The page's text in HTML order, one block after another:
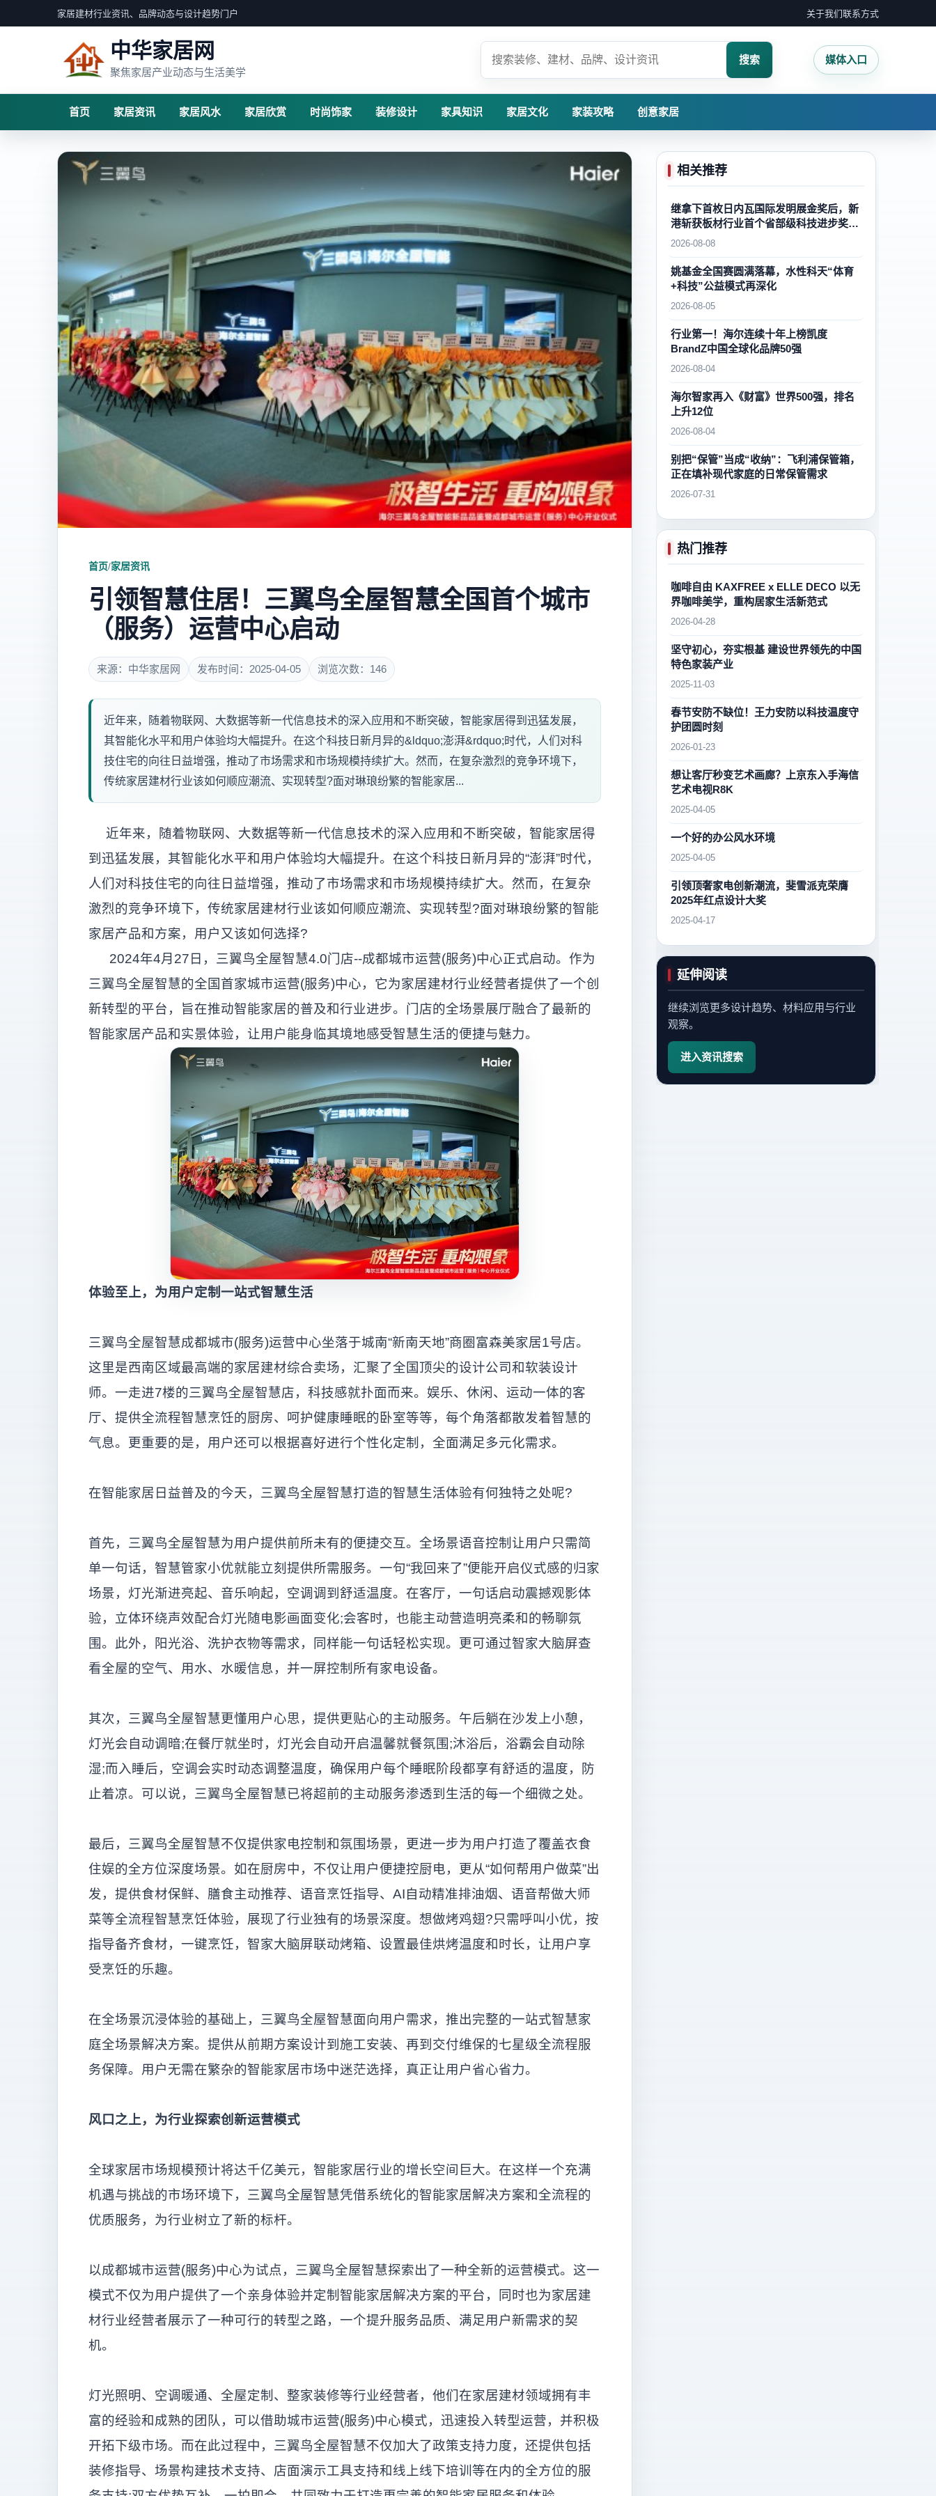
家居建材行业资讯、品牌动态与设计趋势门户 关于我们联系方式
中华家居网
聚焦家居产业动态与生活美学
搜索 媒体入口
首页 家居资讯 家居风水 家居欣赏 时尚饰家 装修设计 家具知识 家居文化 家装攻略 创意家居
首页/家居资讯
引领智慧住居！三翼鸟全屋智慧全国首个城市
（服务）运营中心启动
来源：中华家居网 发布时间：2025-04-05 浏览次数：146
近年来，随着物联网、大数据等新一代信息技术的深入应用和不断突破，智能家居得到迅猛发展，
其智能化水平和用户体验均大幅提升。在这个科技日新月异的&ldquo;澎湃&rdquo;时代，人们对科
技住宅的向往日益增强，推动了市场需求和市场规模持续扩大。然而，在复杂激烈的竞争环境下，
传统家居建材行业该如何顺应潮流、实现转型?面对琳琅纷繁的智能家居...
近年来，随着物联网、大数据等新一代信息技术的深入应用和不断突破，智能家居得
到迅猛发展，其智能化水平和用户体验均大幅提升。在这个科技日新月异的“澎湃”时代，
人们对科技住宅的向往日益增强，推动了市场需求和市场规模持续扩大。然而，在复杂
激烈的竞争环境下，传统家居建材行业该如何顺应潮流、实现转型?面对琳琅纷繁的智能
家居产品和方案，用户又该如何选择?
2024年4月27日，三翼鸟全屋智慧4.0门店--成都城市运营(服务)中心正式启动。作为
三翼鸟全屋智慧的全国首家城市运营(服务)中心，它为家居建材行业经营者提供了一个创
新转型的平台，旨在推动智能家居的普及和行业进步。门店的全场景展厅融合了最新的
智能家居产品和实景体验，让用户能身临其境地感受智慧生活的便捷与魅力。
体验至上，为用户定制一站式智慧生活
三翼鸟全屋智慧成都城市(服务)运营中心坐落于城南“新南天地”商圈富森美家居1号店。
这里是西南区域最高端的家居建材综合卖场，汇聚了全国顶尖的设计公司和软装设计
师。一走进7楼的三翼鸟全屋智慧店，科技感就扑面而来。娱乐、休闲、运动一体的客
厅、提供全流程智慧烹饪的厨房、呵护健康睡眠的卧室等等，每个角落都散发着智慧的
气息。更重要的是，用户还可以根据喜好进行个性化定制，全面满足多元化需求。
在智能家居日益普及的今天，三翼鸟全屋智慧打造的智慧生活体验有何独特之处呢?
首先，三翼鸟全屋智慧为用户提供前所未有的便捷交互。全场景语音控制让用户只需简
单一句话，智慧管家小优就能立刻提供所需服务。一句“我回来了”便能开启仪式感的归家
场景，灯光渐进亮起、音乐响起，空调调到舒适温度。在客厅，一句话启动震撼观影体
验，立体环绕声效配合灯光随电影画面变化;会客时，也能主动营造明亮柔和的畅聊氛
围。此外，阳光浴、洗护衣物等需求，同样能一句话轻松实现。更可通过智家大脑屏查
看全屋的空气、用水、水暖信息，并一屏控制所有家电设备。
其次，三翼鸟全屋智慧更懂用户心思，提供更贴心的主动服务。午后躺在沙发上小憩，
灯光会自动调暗;在餐厅就坐时，灯光会自动开启温馨就餐氛围;沐浴后，浴霸会自动除
湿;而入睡后，空调会实时动态调整温度，确保用户每个睡眠阶段都享有舒适的温度，防
止着凉。可以说，三翼鸟全屋智慧已将超前的主动服务渗透到生活的每一个细微之处。
最后，三翼鸟全屋智慧不仅提供家电控制和氛围场景，更进一步为用户打造了覆盖衣食
住娱的全方位深度场景。如在厨房中，不仅让用户便捷控厨电，更从“如何帮用户做菜”出
发，提供食材保鲜、膳食主动推荐、语音烹饪指导、AI自动精准排油烟、语音帮做大师
菜等全流程智慧烹饪体验，展现了行业独有的场景深度。想做烤鸡翅?只需呼叫小优，按
指导备齐食材，一键烹饪，智家大脑屏联动烤箱、设置最佳烘烤温度和时长，让用户享
受烹饪的乐趣。
在全场景沉浸体验的基础上，三翼鸟全屋智慧面向用户需求，推出完整的一站式智慧家
庭全场景解决方案。提供从前期方案设计到施工安装、再到交付维保的七星级全流程服
务保障。用户无需在繁杂的智能家居市场中迷茫选择，真正让用户省心省力。
风口之上，为行业探索创新运营模式
全球家居市场规模预计将达千亿美元，智能家居行业的增长空间巨大。在这样一个充满
机遇与挑战的市场环境下，三翼鸟全屋智慧凭借系统化的智能家居解决方案和全流程的
优质服务，为行业树立了新的标杆。
以成都城市运营(服务)中心为试点，三翼鸟全屋智慧探索出了一种全新的运营模式。这一
模式不仅为用户提供了一个亲身体验并定制智能家居解决方案的平台，同时也为家居建
材行业经营者展示了一种可行的转型之路，一个提升服务品质、满足用户新需求的契
机。
灯光照明、空调暖通、全屋定制、整家装修等行业经营者，他们在家居建材领域拥有丰
富的经验和成熟的团队，可以借助城市运营(服务)中心模式，迅速投入转型运营，并积极
开拓下级市场。而在此过程中，三翼鸟全屋智慧不仅加大了政策支持力度，还提供包括
装修指导、场景构建技术支持、店面演示工具支持和线上线下培训等在内的全方位的服
相关推荐
继拿下首枚日内瓦国际发明展金奖后，新
港斩获板材行业首个省部级科技进步奖一
等奖，再攀国内外木业自主创新新高峰
2026-08-08
姚基金全国赛圆满落幕，水性科天“体育
+科技”公益模式再深化
2026-08-05
行业第一！海尔连续十年上榜凯度
BrandZ中国全球化品牌50强
2026-08-04
海尔智家再入《财富》世界500强，排名
上升12位
2026-08-04
别把“保管”当成“收纳”：飞利浦保管箱，
正在填补现代家庭的日常保管需求
2026-07-31
热门推荐
咖啡自由 KAXFREE x ELLE DECO 以无
界咖啡美学，重构居家生活新范式
2026-04-28
坚守初心，夯实根基 建设世界领先的中国
特色家装产业
2025-11-03
春节安防不缺位！王力安防以科技温度守
护团圆时刻
2026-01-23
想让客厅秒变艺术画廊？上京东入手海信
艺术电视R8K
2025-04-05
一个好的办公风水环境
2025-04-05
引领顶奢家电创新潮流，斐雪派克荣膺
2025年红点设计大奖
2025-04-17
延伸阅读
继续浏览更多设计趋势、材料应用与行业
观察。
进入资讯搜索